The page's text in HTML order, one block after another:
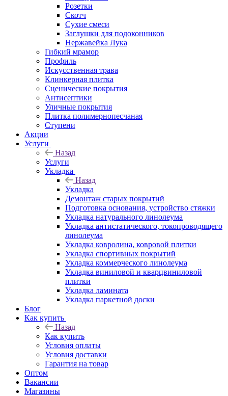
Розетки
Скотч
Сухие смеси
Заглушки для подоконников
Нержавейка Лука
Гибкий мрамор
Профиль
Искусственная трава
Клинкерная плитка
Сценические покрытия
Антисептики
Уличные покрытия
Плитка полимернопесчаная
Ступени
Акции
Услуги
Назад
Услуги
Укладка
Назад
Укладка
Демонтаж старых покрытий
Подготовка основания, устройство стяжки
Укладка натурального линолеума
Укладка антистатического, токопроводящего
линолеума
Укладка ковролина, ковровой плитки
Укладка спортивных покрытий
Укладка коммерческого линолеума
Укладка виниловой и кварцвиниловой
плитки
Укладка ламината
Укладка паркетной доски
Блог
Как купить
Назад
Как купить
Условия оплаты
Условия доставки
Гарантия на товар
Оптом
Вакансии
Магазины